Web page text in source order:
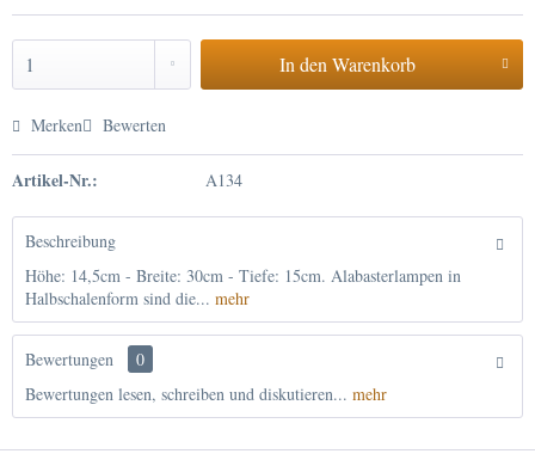
In den Warenkorb
Merken Bewerten
Artikel-Nr.: A134
Beschreibung
Höhe: 14,5cm - Breite: 30cm - Tiefe: 15cm. Alabasterlampen in
Halbschalenform sind die... mehr
Bewertungen
0
Bewertungen lesen, schreiben und diskutieren... mehr